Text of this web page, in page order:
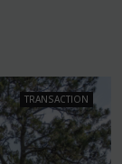
TRANSACTION